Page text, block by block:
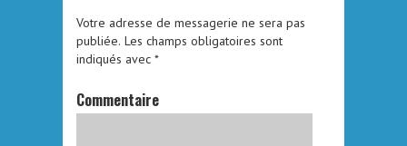
Votre adresse de messagerie ne sera pas
publiée. Les champs obligatoires sont
indiqués avec *
Commentaire